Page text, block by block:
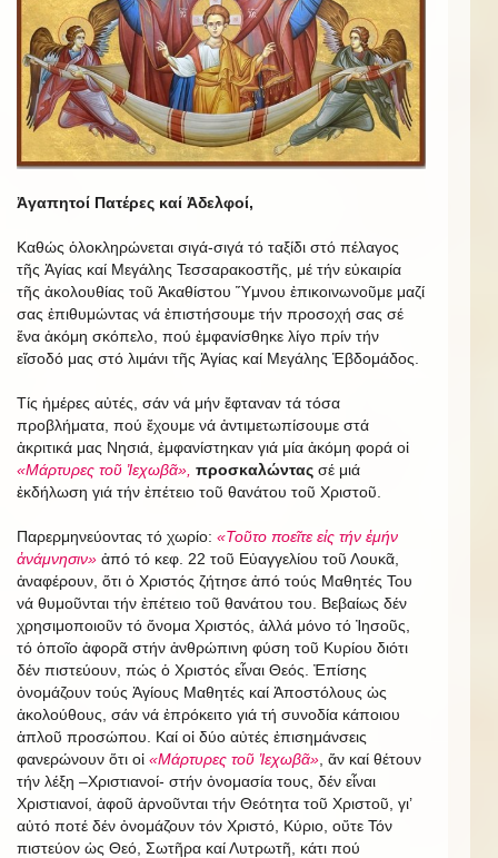
Ἀγαπητοί Πατέρες καί Ἀδελφοί,
Καθώς ὁλοκληρώνεται σιγά-σιγά τό ταξίδι στό πέλαγος
τῆς Ἁγίας καί Μεγάλης Τεσσαρακοστῆς, μέ τήν εὐκαιρία
τῆς ἀκολουθίας τοῦ Ἀκαθίστου Ὕμνου ἐπικοινωνοῦμε μαζί
σας ἐπιθυμώντας νά ἐπιστήσουμε τήν προσοχή σας σέ
ἕνα ἀκόμη σκόπελο, πού ἐμφανίσθηκε λίγο πρίν τήν
εἴσοδό μας στό λιμάνι τῆς Ἁγίας καί Μεγάλης Ἑβδομάδος.
Τίς ἡμέρες αὐτές, σάν νά μήν ἔφταναν τά τόσα
προβλήματα, πού ἔχουμε νά ἀντιμετωπίσουμε στά
ἀκριτικά μας Νησιά, ἐμφανίστηκαν γιά μία ἀκόμη φορά οἱ
«Μάρτυρες τοῦ Ἰεχωβᾶ», προσκαλώντας σέ μιά
ἐκδήλωση γιά τήν ἐπέτειο τοῦ θανάτου τοῦ Χριστοῦ.
Παρερμηνεύοντας τό χωρίο: «Τοῦτο ποεῖτε εἰς τήν ἐμήν
ἀνάμνησιν» ἀπό τό κεφ. 22 τοῦ Εὐαγγελίου τοῦ Λουκᾶ,
ἀναφέρουν, ὅτι ὁ Χριστός ζήτησε ἀπό τούς Μαθητές Του
νά θυμοῦνται τήν ἐπέτειο τοῦ θανάτου του. Βεβαίως δέν
χρησιμοποιοῦν τό ὄνομα Χριστός, ἀλλά μόνο τό Ἰησοῦς,
τό ὁποῖο ἀφορᾶ στήν ἀνθρώπινη φύση τοῦ Κυρίου διότι
δέν πιστεύουν, πώς ὁ Χριστός εἶναι Θεός. Ἐπίσης
ὀνομάζουν τούς Ἁγίους Μαθητές καί Ἀποστόλους ὡς
ἀκολούθους, σάν νά ἐπρόκειτο γιά τή συνοδία κάποιου
ἁπλοῦ προσώπου. Καί οἱ δύο αὐτές ἐπισημάνσεις
φανερώνουν ὅτι οἱ «Μάρτυρες τοῦ Ἰεχωβᾶ» , ἄν καί θέτουν
τήν λέξη –Χριστιανοί- στήν ὀνομασία τους, δέν εἶναι
Χριστιανοί, ἀφοῦ ἀρνοῦνται τήν Θεότητα τοῦ Χριστοῦ, γι’
αὐτό ποτέ δέν ὀνομάζουν τόν Χριστό, Κύριο, οὔτε Τόν
πιστεύον ὡς Θεό, Σωτῆρα καί Λυτρωτῆ, κάτι πού